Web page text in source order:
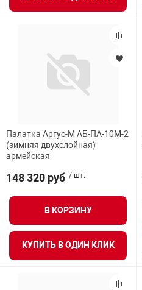
Палатка Аргус-М АБ-ПА-10М-2
(зимняя двухслойная)
армейская
148 320 руб / шт.
В КОРЗИНУ
КУПИТЬ В ОДИН КЛИК